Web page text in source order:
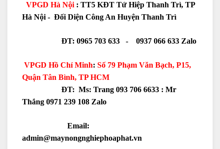
VPGD Hà Nội : TT5 KĐT Tứ Hiệp Thanh Trì, TP
Hà Nội - Đối Diện Công An Huyện Thanh Trì
ĐT: 0965 703 633 - 0937 066 633 Zalo
VPGD Hồ Chí Minh: Số 79 Phạm Văn Bạch, P15,
Quận Tân Bình, TP HCM
ĐT: Ms: Trang 093 706 6633 : Mr
Thắng 0971 239 108 Zalo
Email:
admin@maynongnghiephoaphat.vn